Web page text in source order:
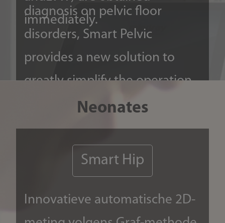
immediately.
diagnosis on pelvic ﬂoor
disorders, Smart Pelvic
provides a new solution to
greatly simplify the operation
procedures, and to minimize
the exam time for a
standardized evaluation on
pelvic ﬂoor. With extremely
simple user-interaction, it
generates a standard
Neonates
Smart Hip
Innovatieve automatische 2D-